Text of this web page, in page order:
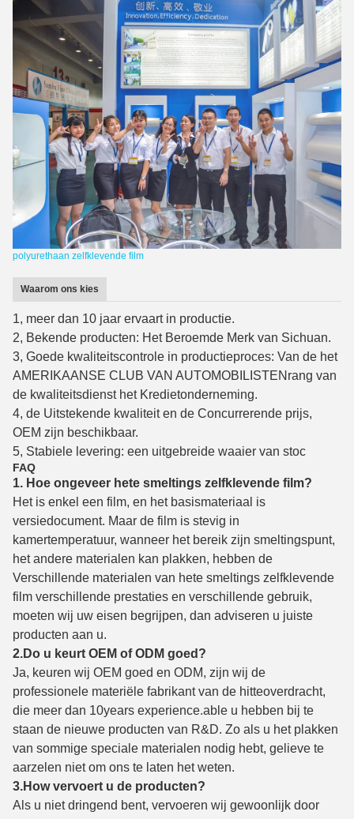
polyurethaan zelfklevende film
Waarom ons kies
1, meer dan 10 jaar ervaart in productie.
2, Bekende producten: Het Beroemde Merk van Sichuan.
3, Goede kwaliteitscontrole in productieproces: Van de het
AMERIKAANSE CLUB VAN AUTOMOBILISTENrang van
de kwaliteitsdienst het Kredietonderneming.
4, de Uitstekende kwaliteit en de Concurrerende prijs,
OEM zijn beschikbaar.
5, Stabiele levering: een uitgebreide waaier van stoc
FAQ
1. Hoe ongeveer hete smeltings zelfklevende film?
Het is enkel een film, en het basismateriaal is
versiedocument. Maar de film is stevig in
kamertemperatuur, wanneer het bereik zijn smeltingspunt,
het andere materialen kan plakken, hebben de
Verschillende materialen van hete smeltings zelfklevende
film verschillende prestaties en verschillende gebruik,
moeten wij uw eisen begrijpen, dan adviseren u juiste
producten aan u.
2.Do u keurt OEM of ODM goed?
Ja, keuren wij OEM goed en ODM, zijn wij de
professionele materiële fabrikant van de hitteoverdracht,
die meer dan 10years experience.able u hebben bij te
staan de nieuwe producten van R&D. Zo als u het plakken
van sommige speciale materialen nodig hebt, gelieve te
aarzelen niet om ons te laten het weten.
3.How vervoert u de producten?
Als u niet dringend bent, vervoeren wij gewoonlijk door